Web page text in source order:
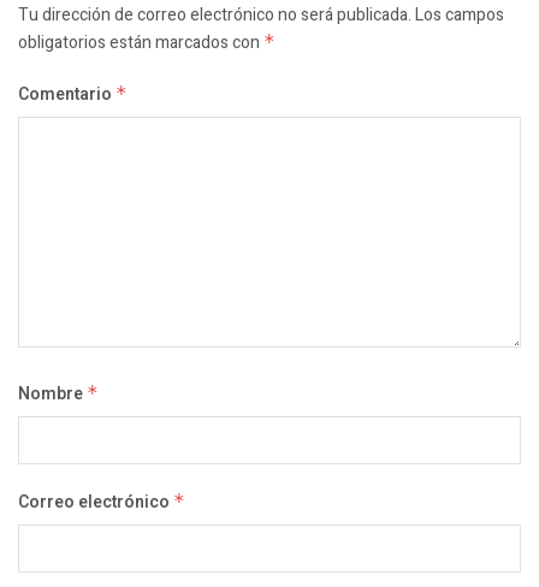
Tu dirección de correo electrónico no será publicada.Los campos
obligatorios están marcados con *
Comentario *
Nombre *
Correo electrónico *